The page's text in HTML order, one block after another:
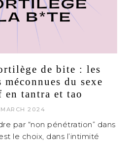
de bite : les
méconnues du sexe
en tantra et tao
2024
par “non pénétration” dans
le choix, dans l’intimité